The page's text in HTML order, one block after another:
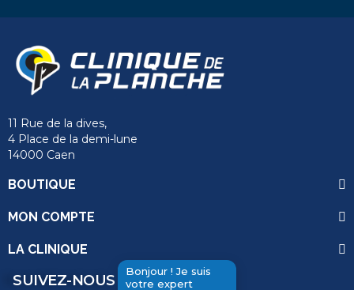
Bonjour ! Je suis
votre expert
11 Rue de la dives,
4 Place de la demi-lune
14000 Caen
BOUTIQUE
MON COMPTE
LA CLINIQUE
SUIVEZ-NOUS